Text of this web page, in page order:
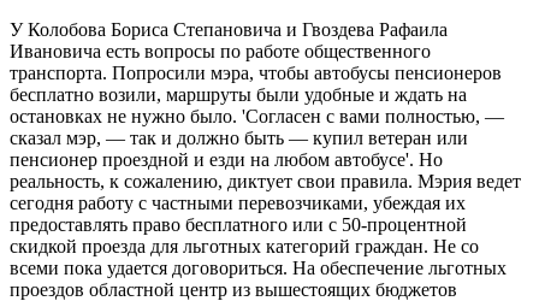
У Колобова Бориса Степановича и Гвоздева Рафаила
Ивановича есть вопросы по работе общественного
транспорта. Попросили мэра, чтобы автобусы пенсионеров
бесплатно возили, маршруты были удобные и ждать на
остановках не нужно было. 'Согласен с вами полностью, —
сказал мэр, — так и должно быть — купил ветеран или
пенсионер проездной и езди на любом автобусе'. Но
реальность, к сожалению, диктует свои правила. Мэрия ведет
сегодня работу с частными перевозчиками, убеждая их
предоставлять право бесплатного или с 50-процентной
скидкой проезда для льготных категорий граждан. Не со
всеми пока удается договориться. На обеспечение льготных
проездов областной центр из вышестоящих бюджетов